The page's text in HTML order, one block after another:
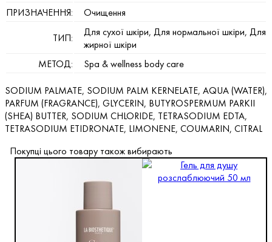
ПРИЗНАЧЕННЯ:
Очищення
ТИП:
Для сухої шкіри, Для нормальної шкіри, Для
жирної шкіри
МЕТОД:
Spa & wellness body care
SODIUM PALMATE, SODIUM PALM KERNELATE, AQUA (WATER),
PARFUM (FRAGRANCE), GLYCERIN, BUTYROSPERMUM PARKII
(SHEA) BUTTER, SODIUM CHLORIDE, TETRASODIUM EDTA,
TETRASODIUM ETIDRONATE, LIMONENE, COUMARIN, CITRAL
Покупці цього товару також вибирають